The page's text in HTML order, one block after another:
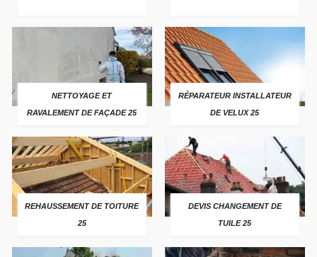
NETTOYAGE ET
RAVALEMENT DE FAÇADE 25
RÉPARATEUR INSTALLATEUR
DE VELUX 25
REHAUSSEMENT DE TOITURE
25
DEVIS CHANGEMENT DE
TUILE 25